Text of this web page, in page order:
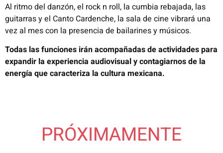
Al ritmo del danzón, el rock n roll, la cumbia rebajada, las
guitarras y el Canto Cardenche, la sala de cine vibrará una
vez al mes con la presencia de bailarines y músicos.
Todas lasfunciones iránacompañadasdeactividadespara
expandir la experiencia audiovisual ycontagiarnosde la
energía quecaracteriza la cultura mexicana.
PRÓXIMAMENTE